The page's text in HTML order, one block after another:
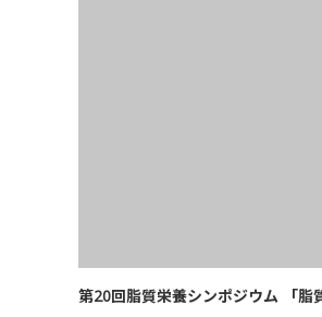
第20回脂質栄養シンポジウム 「脂